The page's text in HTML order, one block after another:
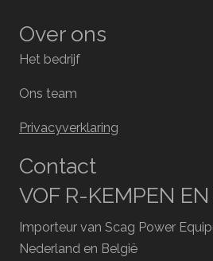
Over ons
Het bedrijf
Ons team
Privacyverklaring
Contact
VOF R-KEMPEN
Importeur van Scag Power
Nederland en België